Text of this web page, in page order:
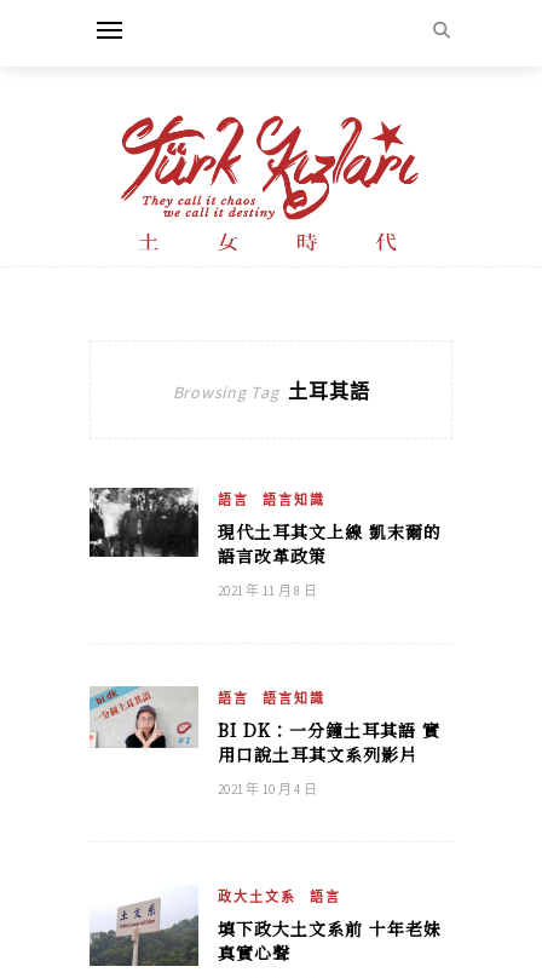
Browsing Tag 土耳其語
語言 語言知識
現代土耳其文上線 凱末爾的
語言改革政策
2021 年 11 月 8 日
語言 語言知識
BI DK：一分鐘土耳其語 實
用口說土耳其文系列影片
2021 年 10 月 4 日
政大土文系 語言
填下政大土文系前 十年老妹
真實心聲